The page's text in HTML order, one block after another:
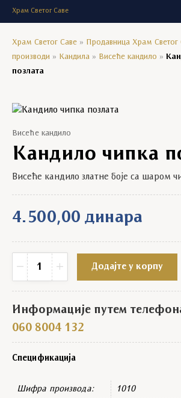
Храм Светог Саве
Храм Светог Саве » Продавница Храм Светог
производи » Кандила » Висеће кандило »
позлата
Висеће кандило
Кандило чипка
4.500,00динара
Висеће кандило златне боје са шаром
−
Кандило чипка позлата quantity
+ Додајте у корпу
Информације путем
060 8004 132
Спецификација
Шифра производа: 1010